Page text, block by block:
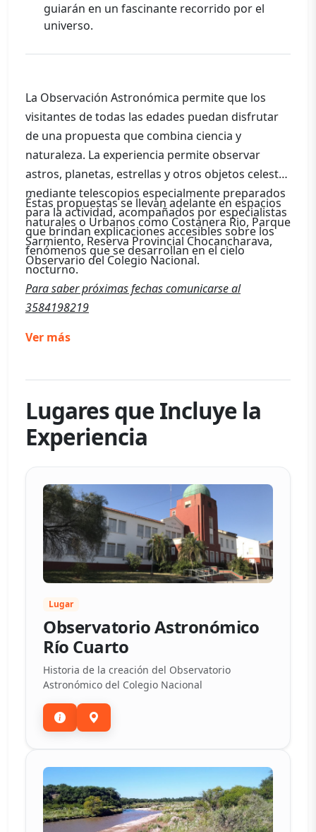
guiarán en un fascinante recorrido por el
universo.
La Observación Astronómica permite que los
visitantes de todas las edades puedan disfrutar
de una propuesta que combina ciencia y
naturaleza. La experiencia permite observar
astros, planetas, estrellas y otros objetos celestes
mediante telescopios especialmente preparados
para la actividad, acompañados por especialistas
que brindan explicaciones accesibles sobre los
fenómenos que se desarrollan en el cielo
nocturno.
Éstas propuestas se llevan adelante en espacios
naturales o Urbanos como Costanera Rio, Parque
Sarmiento, Reserva Provincial Chocancharava,
Observario del Colegio Nacional.
Para saber próximas fechas comunicarse al
3584198219
Ver más
Lugares que Incluye la
Experiencia
Lugar
Observatorio Astronómico
Río Cuarto
Historia de la creación del Observatorio
Astronómico del Colegio Nacional